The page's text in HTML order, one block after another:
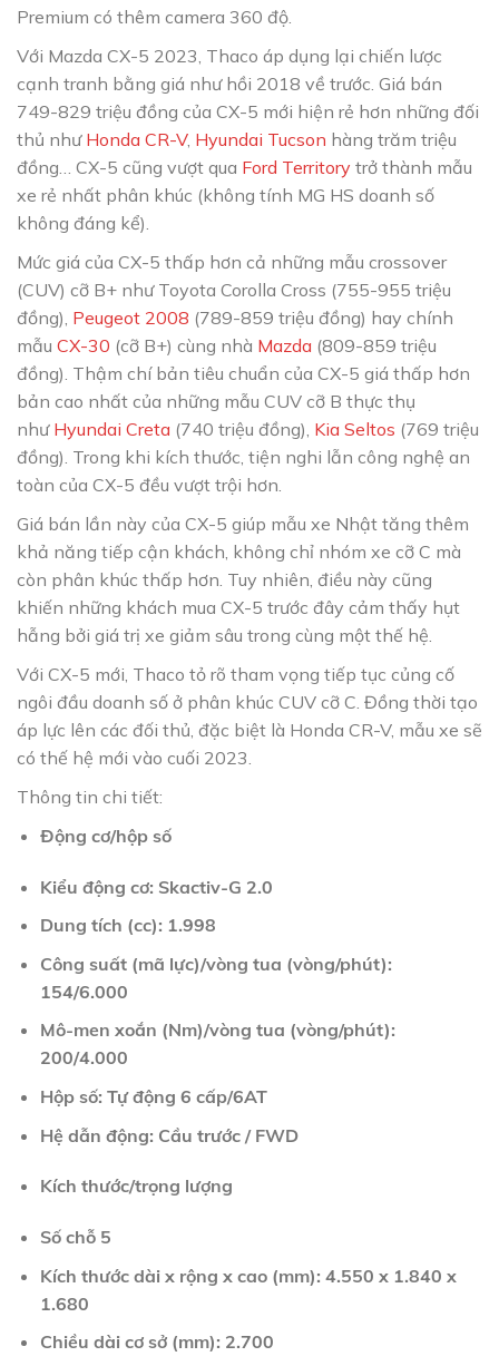
Premium có thêm camera 360 độ.
Với Mazda CX-5 2023, Thaco áp dụng lại chiến lược
cạnh tranh bằng giá như hồi 2018 về trước. Giá bán
749-829 triệu đồng của CX-5 mới hiện rẻ hơn những đối
thủ như Honda CR-V, Hyundai Tucson hàng trăm triệu
đồng… CX-5 cũng vượt qua Ford Territory trở thành mẫu
xe rẻ nhất phân khúc (không tính MG HS doanh số
không đáng kể).
Mức giá của CX-5 thấp hơn cả những mẫu crossover
(CUV) cỡ B+ như Toyota Corolla Cross (755-955 triệu
đồng), Peugeot 2008 (789-859 triệu đồng) hay chính
mẫu CX-30 (cỡ B+) cùng nhà Mazda (809-859 triệu
đồng). Thậm chí bản tiêu chuẩn của CX-5 giá thấp hơn
bản cao nhất của những mẫu CUV cỡ B thực thụ
như Hyundai Creta (740 triệu đồng), Kia Seltos (769 triệu
đồng). Trong khi kích thước, tiện nghi lẫn công nghệ an
toàn của CX-5 đều vượt trội hơn.
Giá bán lần này của CX-5 giúp mẫu xe Nhật tăng thêm
khả năng tiếp cận khách, không chỉ nhóm xe cỡ C mà
còn phân khúc thấp hơn. Tuy nhiên, điều này cũng
khiến những khách mua CX-5 trước đây cảm thấy hụt
hẫng bởi giá trị xe giảm sâu trong cùng một thế hệ.
Với CX-5 mới, Thaco tỏ rõ tham vọng tiếp tục củng cố
ngôi đầu doanh số ở phân khúc CUV cỡ C. Đồng thời tạo
áp lực lên các đối thủ, đặc biệt là Honda CR-V, mẫu xe sẽ
có thế hệ mới vào cuối 2023.
Thông tin chi tiết:
Động cơ/hộp số
Kiểu động cơ: Skactiv-G 2.0
Dung tích (cc): 1.998
Công suất (mã lực)/vòng tua (vòng/phút):
154/6.000
Mô-men xoắn (Nm)/vòng tua (vòng/phút):
200/4.000
Hộp số: Tự động 6 cấp/6AT
Hệ dẫn động: Cầu trước / FWD
Kích thước/trọng lượng
Số chỗ 5
Kích thước dài x rộng x cao (mm): 4.550 x 1.840 x
1.680
Chiều dài cơ sở (mm): 2.700